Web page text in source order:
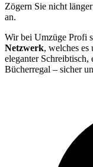
Zögern Sie nicht
an.
Wir bei Umzüge Profi
Netzwerk, welches es
eleganter Schreibtisch,
Bücherregal – sicher